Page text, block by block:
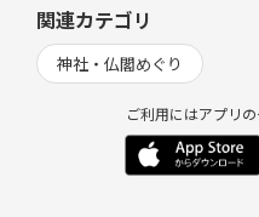
関連カテゴリ
神社・仏閣めぐり
ご利用にはアプリ